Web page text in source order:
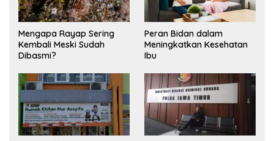
Mengapa Rayap Sering
Kembali Meski Sudah
Dibasmi?
Peran Bidan dalam
Meningkatkan Kesehatan
Ibu